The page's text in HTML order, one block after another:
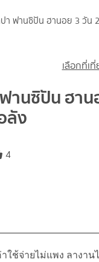
ปา ฟานซิปัน ฮานอย 3 วั
เลือกที่เที่
านซิปัน ฮา
ลัง
4
ช้จ่ายไม่แพง ลางาน